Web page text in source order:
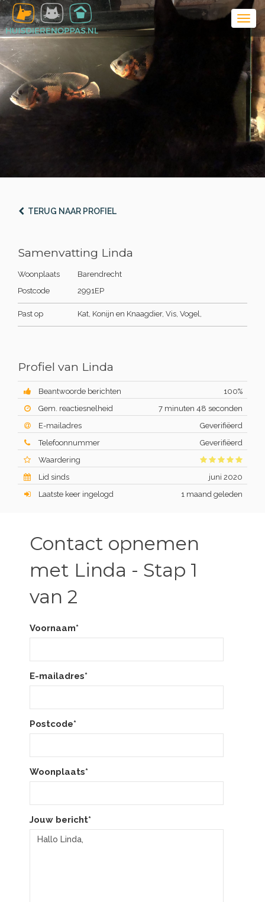
TERUG NAAR PROFIEL
Samenvatting Linda
Woonplaats
Barendrecht
Postcode
2991EP
Past op Kat, Konijn en Knaagdier, Vis, Vogel,
Profiel van Linda
Beantwoorde berichten
100%
Gem. reactiesnelheid
7 minuten 48 seconden
E-mailadres
Geverifiëerd
Telefoonnummer
Geverifiëerd
Waardering
Lid sinds
juni 2020
Laatste keer ingelogd
1 maand geleden
Contact opnemen
met Linda - Stap 1
van 2
Voornaam*
E-mailadres*
Postcode*
Woonplaats*
Jouw bericht*